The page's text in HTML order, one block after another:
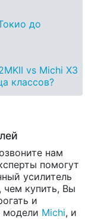
до
vs Michi X3
классов?
нам
помогут
усилитель
чем купить, Вы
и
модели Michi, и